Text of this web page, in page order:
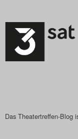
Das
Das Theatertreffen-Blog